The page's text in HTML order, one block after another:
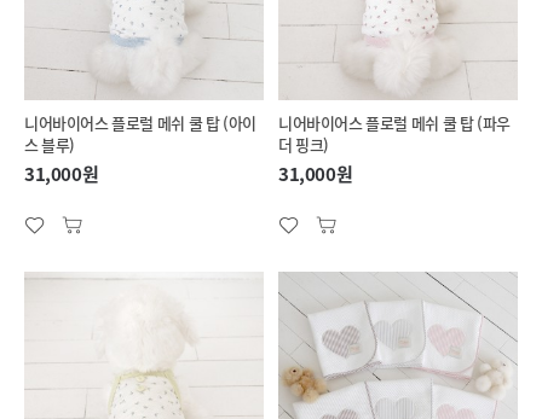
니어바이어스 플로럴 메쉬 쿨 탑 (아이
스 블루)
31,000원
니어바이어스 플로럴 메쉬 쿨 탑 (파우
더 핑크)
31,000원